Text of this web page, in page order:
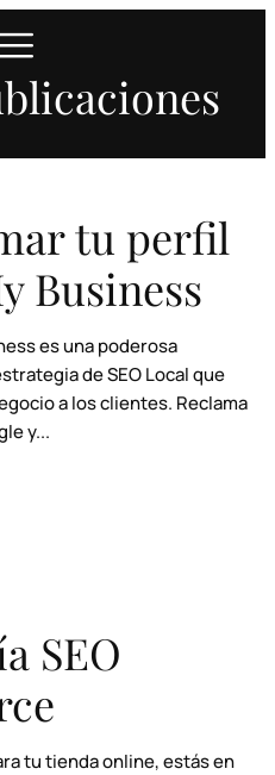
tu perfil
Business
es una poderosa
de SEO Local que
a los clientes. Reclama
y...
SEO
tu tienda online, estás en